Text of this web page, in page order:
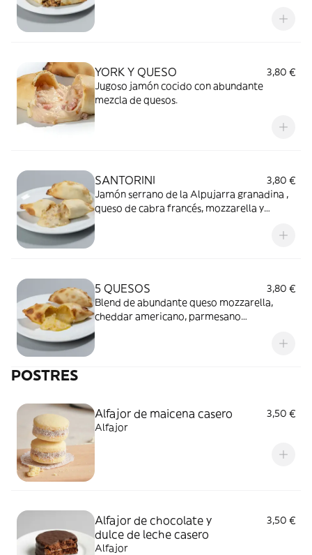
YORK Y QUESO
3,80 €
Jugoso jamón cocido con abundante
mezcla de quesos.
SANTORINI
3,80 €
Jamón serrano de la Alpujarra granadina ,
queso de cabra francés, mozzarella y
5 QUESOS
3,80 €
Blend de abundante queso mozzarella,
cheddar americano, parmesano
POSTRES
Alfajor de maicena casero
3,50 €
Alfajor
Alfajor de chocolate y
dulce de leche casero
3,50 €
Alfajor